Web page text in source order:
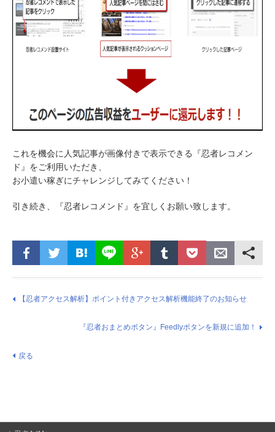
これを機会に人気記事が画像付きで表示できる『忍者レコメン
ド』をご利用いただき、
お小遣い稼ぎにチャレンジしてみてください！
引き続き、『忍者レコメンド』を宜しくお願い致します。
【忍者アクセス解析】ポイント付きアクセス解析機能終了のお知らせ
『忍者おまとめボタン』Feedlyボタンを新規に追加！
戻る